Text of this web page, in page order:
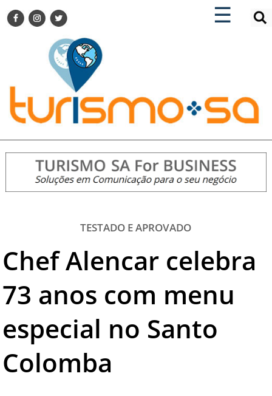
☰
×
TURISMO SA FOR BUSINESS
DESTINOS NACIONAIS
DESTINOS INTERNACIONAIS
CITY BREAK
TURISMO E MERCADO
EVENTOS
HOTELARIA
DICAS
TURISMO SA TV
TESTADO E APROVADO
PARCEIROS
×
ENCONTRE SUA NOTÍCIA
TESTADO E APROVADO
Chef Alencar celebra
73 anos com menu
especial no Santo
Colomba